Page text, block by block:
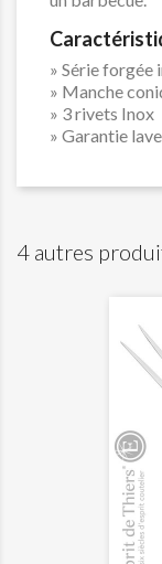
» Série forgée
» Manche
» 3 rivets Inox
» Garantie
4 autres